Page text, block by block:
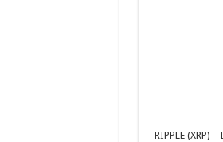
RIPPLE (XRP)